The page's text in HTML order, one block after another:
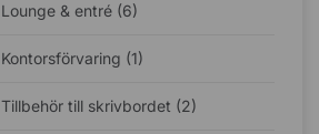
Lounge & entré (6)
Kontorsförvaring (1)
Tillbehör till skrivbordet (2)